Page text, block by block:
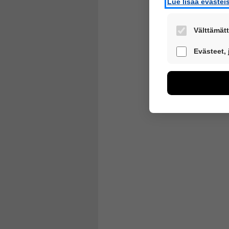
NämäEvästeet,
voimme
esimerkiksi
Voit valita,